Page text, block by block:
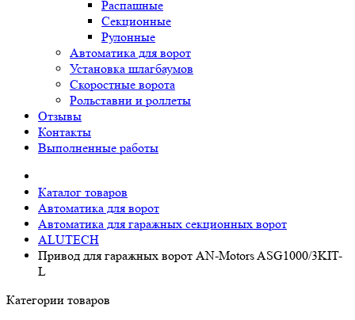
Распашные
Секционные
Рулонные
Автоматика для ворот
Установка шлагбаумов
Скоростные ворота
Рольставни и роллеты
Отзывы
Контакты
Выполненные работы
Каталог товаров
Автоматика для ворот
Автоматика для гаражных секционных ворот
ALUTECH
Привод для гаражных ворот AN-Motors ASG1000/3KIT-
L
Категории товаров